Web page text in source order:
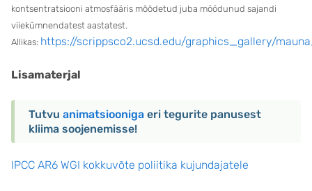
kontsentratsiooni atmosfääris mõõdetud juba möödunud sajandi
viiekümnendatest aastatest.
Allikas: https://scrippsco2.ucsd.edu/graphics_gallery/
Lisamaterjal
Tutvu animatsiooniga eri tegurite panusest
kliima soojenemisse!
IPCC AR6 WGI kokkuvõte poliitika kujundajatele